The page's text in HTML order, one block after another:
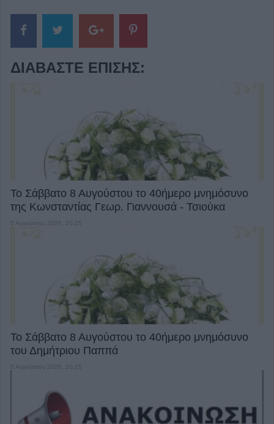
ΔΙΑΒΆΣΤΕ ΕΠΊΣΗΣ:
Το Σάββατο 8 Αυγούστου το 40ήμερο μνημόσυνο
της Κωνσταντίας Γεωρ. Γιαννουσά - Τσιούκα
5 Αυγούστου 2026, 20:25
Το Σάββατο 8 Αυγούστου το 40ήμερο μνημόσυνο
του Δημήτριου Παππά
5 Αυγούστου 2026, 20:15